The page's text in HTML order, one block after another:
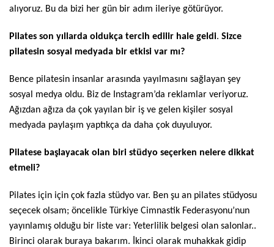
alıyoruz. Bu da bizi her gün bir adım ileriye götürüyor.
Pilates son yıllarda oldukça tercih edilir hale geldi. Sizce
pilatesin sosyal medyada bir etkisi var mı?
Bence pilatesin insanlar arasında yayılmasını sağlayan şey
sosyal medya oldu. Biz de Instagram’da reklamlar veriyoruz.
Ağızdan ağıza da çok yayılan bir iş ve gelen kişiler sosyal
medyada paylaşım yaptıkça da daha çok duyuluyor.
Pilatese başlayacak olan biri stüdyo seçerken nelere dikkat
etmeli?
Pilates için için çok fazla stüdyo var. Ben şu an pilates stüdyosu
seçecek olsam; öncelikle Türkiye Cimnastik Federasyonu’nun
yayınlamış olduğu bir liste var: Yeterlilik belgesi olan salonlar..
Birinci olarak buraya bakarım. İkinci olarak muhakkak gidip